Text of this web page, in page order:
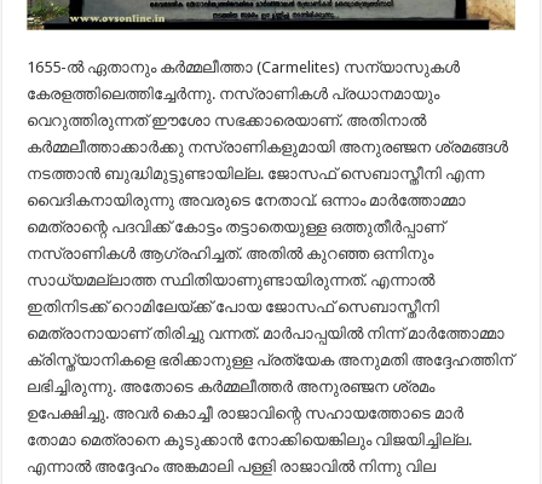
1655-ൽ ഏതാനും കർമ്മലീത്താ (Carmelites) സന്യാസുകൾ
കേരളത്തിലെത്തിച്ചേർന്നു. നസ്രാണികൾ പ്രധാനമായും
വെറുത്തിരുന്നത് ഈശോ സഭക്കാരെയാണ്. അതിനാൽ
കർമ്മലീത്താക്കാർക്കു നസ്രാണികളുമായി അനുരഞ്ജന ശ്രമങ്ങൾ
നടത്താൻ ബുദ്ധിമുട്ടുണ്ടായില്ല. ജോസഫ് സെബാസ്തീനി എന്ന
വൈദികനായിരുന്നു അവരുടെ നേതാവ്. ഒന്നാം മാർത്തോമ്മാ
മെത്രാന്റെ പദവിക്ക് കോട്ടം തട്ടാതെയുള്ള ഒത്തുതീർപ്പാണ്
നസ്രാണികൾ ആഗ്രഹിച്ചത്. അതിൽ കുറഞ്ഞ ഒന്നിനും
സാധ്യമല്ലാത്ത സ്ഥിതിയാണുണ്ടായിരുന്നത്. എന്നാൽ
ഇതിനിടക്ക് റൊമിലേയ്ക്ക് പോയ ജോസഫ് സെബാസ്തീനി
മെത്രാനായാണ് തിരിച്ചു വന്നത്. മാർപാപ്പയിൽ നിന്ന് മാർത്തോമ്മാ
ക്രിസ്ത്യാനികളെ ഭരിക്കാനുള്ള പ്രത്യേക അനുമതി അദ്ദേഹത്തിന്
ലഭിച്ചിരുന്നു. അതോടെ കർമ്മലീത്തർ അനുരഞ്ജന ശ്രമം
ഉപേക്ഷിച്ചു. അവർ കൊച്ചീ രാജാവിന്റെ സഹായത്തോടെ മാർ
തോമാ മെത്രാനെ കൂടുക്കാൻ നോക്കിയെങ്കിലും വിജയിച്ചില്ല.
എന്നാൽ അദ്ദേഹം അങ്കമാലി പള്ളി രാജാവിൽ നിന്നു വില